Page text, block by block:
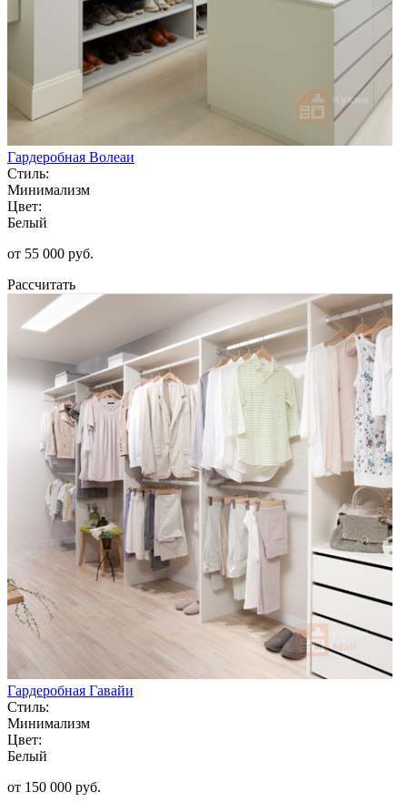
Гардеробная Волеаи
Стиль:
Минимализм
Цвет:
Белый
от 55 000 руб.
Рассчитать
Гардеробная Гавайи
Стиль:
Минимализм
Цвет:
Белый
от 150 000 руб.